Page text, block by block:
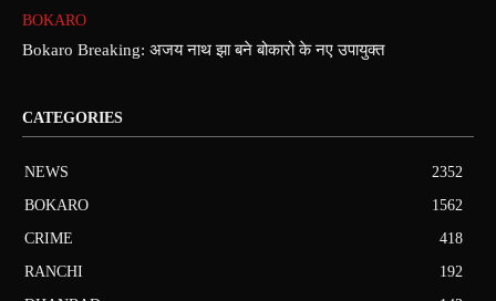
BOKARO
Bokaro Breaking: अजय नाथ झा बने बोकारो के नए उपायुक्त
CATEGORIES
NEWS
2352
BOKARO
1562
CRIME
418
RANCHI
192